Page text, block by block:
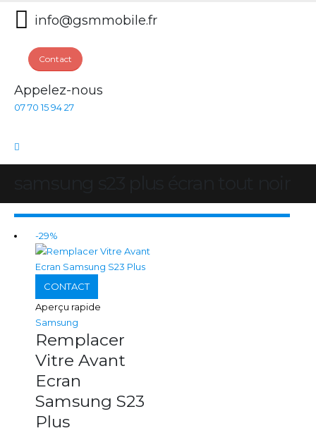
info@gsmmobile.fr
Contact
Appelez-nous
07 70 15 94 27
-29%
CONTACT
Aperçu rapide
Samsung
Remplacer
Vitre Avant
Ecran
Samsung S23
Plus